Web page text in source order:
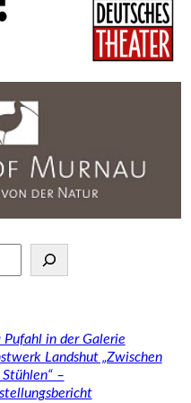
Pufahl in der Galerie
Landshut „Zwischen
–